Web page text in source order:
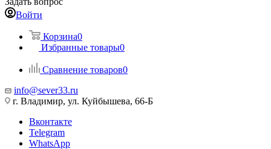
Войти
Корзина0
Избранные товары0
Сравнение товаров0
info@sever33.ru
г. Владимир, ул. Куйбышева, 66-Б
Вконтакте
Telegram
WhatsApp